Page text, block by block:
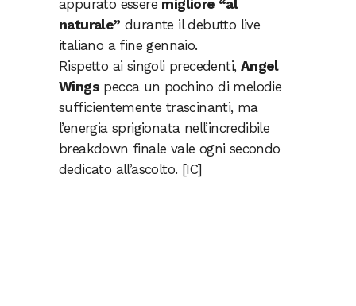
appurato essere migliore “al
naturale” durante il debutto live
italiano a fine gennaio.
Rispetto ai singoli precedenti, Angel
Wings pecca un pochino di melodie
sufficientemente trascinanti, ma
l’energia sprigionata nell’incredibile
breakdown finale vale ogni secondo
dedicato all’ascolto. [IC]